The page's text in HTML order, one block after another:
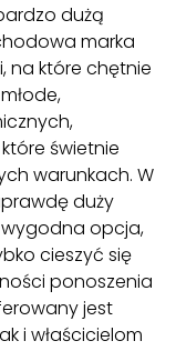
dużą
marka
na które chętnie
świetnie
warunkach. W
duży
opcja,
cieszyć się
ponoszenia
jest
i właścicielom